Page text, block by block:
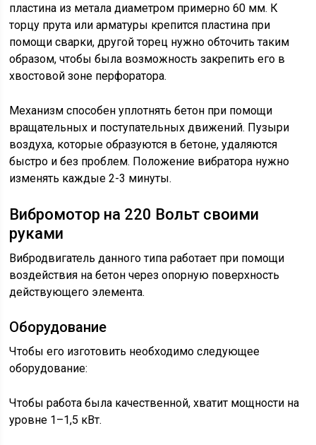
пластина из метала диаметром примерно 60 мм. К
торцу прута или арматуры крепится пластина при
помощи сварки, другой торец нужно обточить таким
образом, чтобы была возможность закрепить его в
хвостовой зоне перфоратора.
Механизм способен уплотнять бетон при помощи
вращательных и поступательных движений. Пузыри
воздуха, которые образуются в бетоне, удаляются
быстро и без проблем. Положение вибратора нужно
изменять каждые 2-3 минуты.
Вибромотор на 220 Вольт своими
руками
Вибродвигатель данного типа работает при помощи
воздействия на бетон через опорную поверхность
действующего элемента.
Оборудование
Чтобы его изготовить необходимо следующее
оборудование:
Чтобы работа была качественной, хватит мощности на
уровне 1–1,5 кВт.